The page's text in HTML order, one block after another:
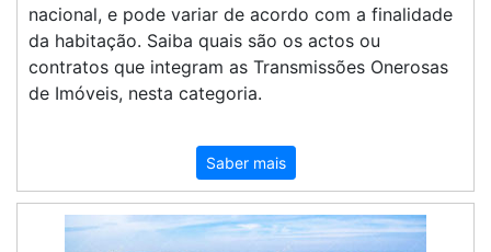
nacional, e pode variar de acordo com a finalidade
da habitação. Saiba quais são os actos ou
contratos que integram as Transmissões Onerosas
de Imóveis, nesta categoria.
Saber mais